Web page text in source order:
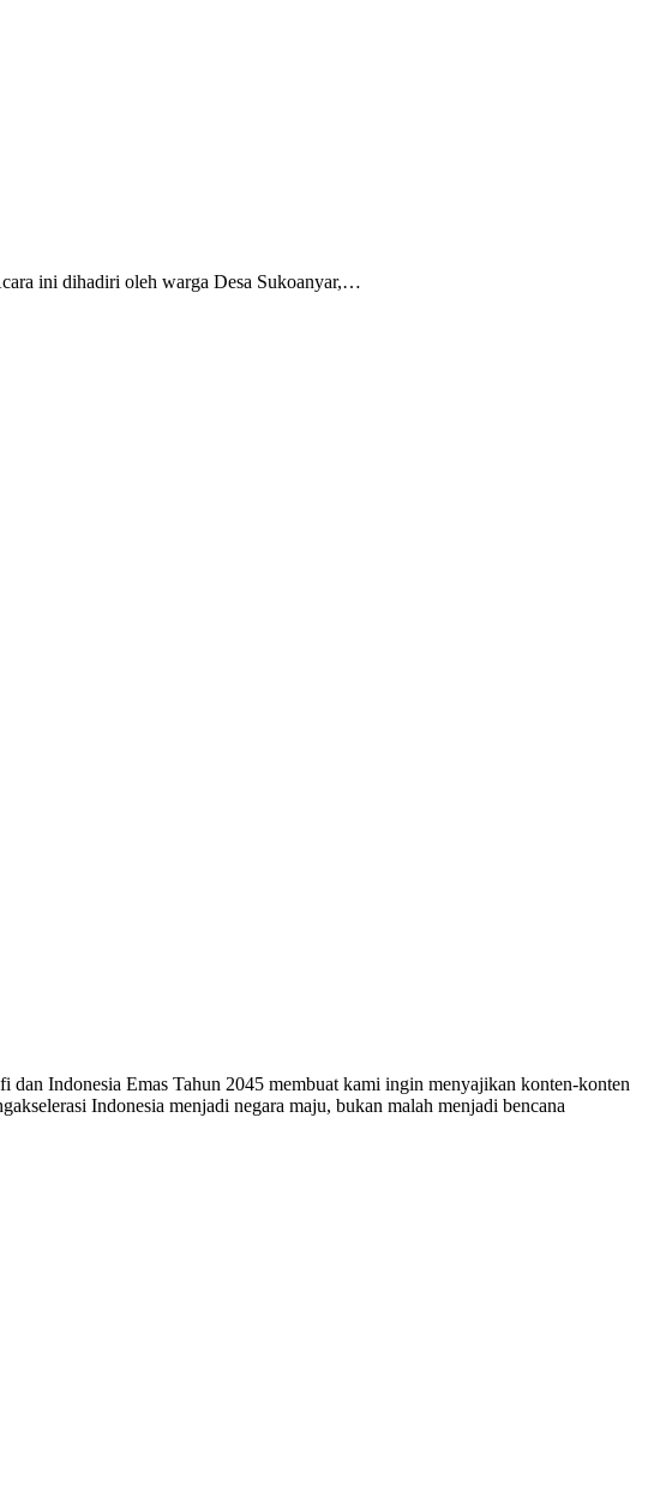
ini dihadiri oleh warga Desa Sukoanyar,…
Indonesia Emas Tahun 2045 membuat kami ingin menyajikan konten-konten
Indonesia menjadi negara maju, bukan malah menjadi bencana